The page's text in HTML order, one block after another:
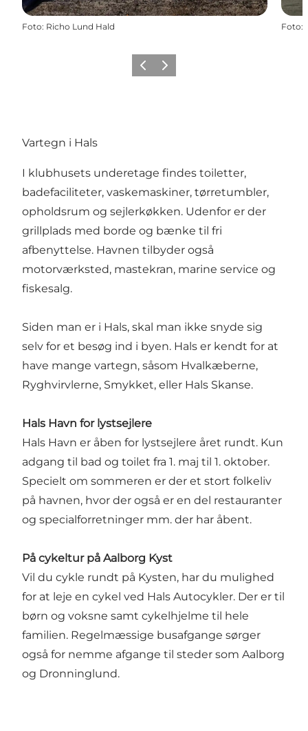
Foto: Richo Lund Hald Foto:
ForrigeNæste
Vartegn i Hals
I klubhusets underetage findes toiletter,
badefaciliteter, vaskemaskiner, tørretumbler,
opholdsrum og sejlerkøkken. Udenfor er der
grillplads med borde og bænke til fri
afbenyttelse. Havnen tilbyder også
motorværksted, mastekran, marine service og
fiskesalg.
Siden man er i Hals, skal man ikke snyde sig
selv for et besøg ind i byen. Hals er kendt for at
have mange vartegn, såsom Hvalkæberne,
Ryghvirvlerne, Smykket, eller Hals Skanse.
Hals Havn for lystsejlere
Hals Havn er åben for lystsejlere året rundt. Kun
adgang til bad og toilet fra 1. maj til 1. oktober.
Specielt om sommeren er der et stort folkeliv
på havnen, hvor der også er en del restauranter
og specialforretninger mm. der har åbent.
På cykeltur på Aalborg Kyst
Vil du cykle rundt på Kysten, har du mulighed
for at leje en cykel ved Hals Autocykler. Der er til
børn og voksne samt cykelhjelme til hele
familien. Regelmæssige busafgange sørger
også for nemme afgange til steder som Aalborg
og Dronninglund.